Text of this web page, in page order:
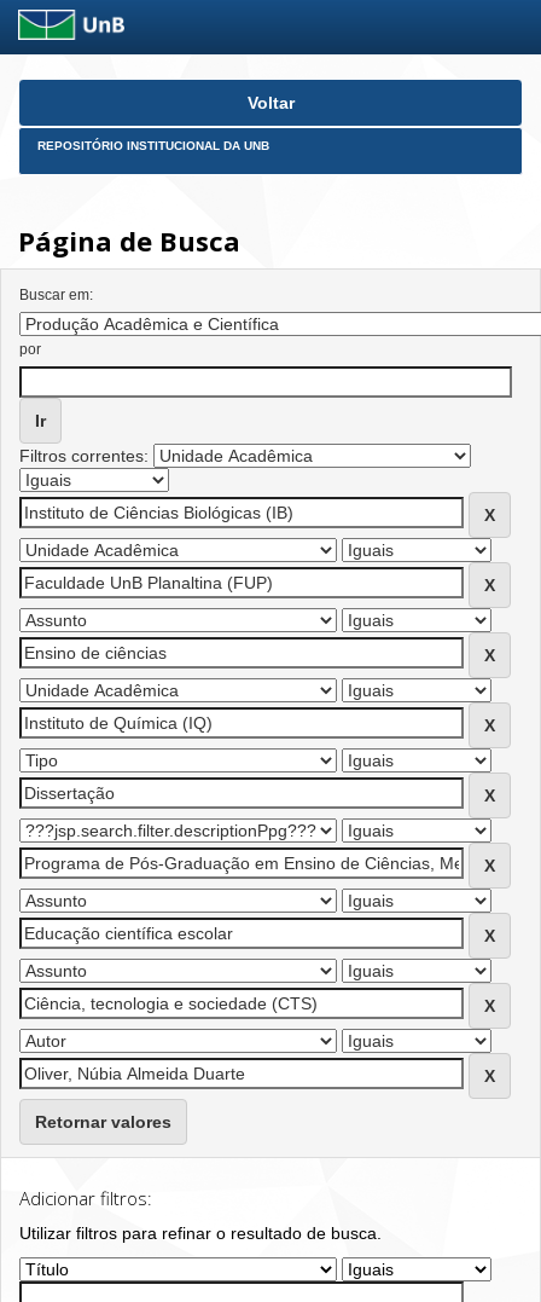
Skip
Voltar
REPOSITÓRIO INSTITUCIONAL DA UNB
Página de Busca
Buscar em:
por
Filtros correntes:
Retornar valores
Adicionar filtros:
Utilizar filtros para refinar o resultado de busca.